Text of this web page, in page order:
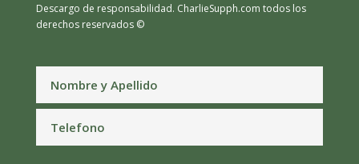
Descargo de responsabilidad. CharlieSupph.com todos los
derechos reservados ©